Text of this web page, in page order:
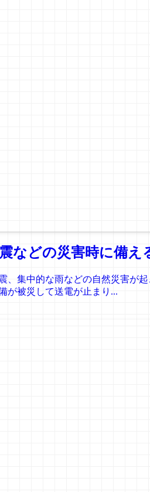
などの災害時に備え
集中的な雨などの自然災害が
が被災して送電が止まり...